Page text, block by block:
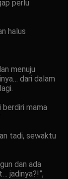
perlu
halus
menuju
dari dalam
mama
tadi, sewaktu
dan ada
jadinya?!”,